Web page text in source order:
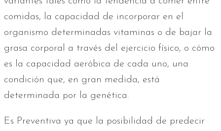
comidas, la capacidad de incorporar en el
organismo determinadas vitaminas o de bajar la
grasa corporal a través del ejercicio físico, o cómo
es la capacidad aeróbica de cada uno, una
condición que, en gran medida, está
determinada por la genética.
Es Preventiva ya que la posibilidad de predecir